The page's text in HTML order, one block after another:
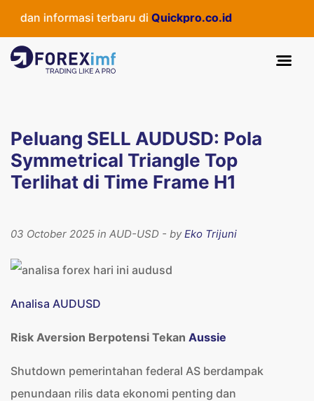
informasi terbaru diQuickpro.co.id
Peluang SELL AUDUSD: Pola
Symmetrical Triangle Top
Terlihat di Time Frame H1
03 October 2025 in AUD-USD - byEko Trijuni
Analisa AUDUSD
Risk Aversion Berpotensi Tekan Aussie
Shutdown pemerintahan federal AS berdampak
penundaan rilis data ekonomi penting dan